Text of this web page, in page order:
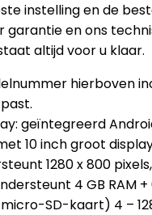
instelling en de
garantie en ons
altijd voor u klaar.
hierboven
geïntegreerd
10 inch groot
1280 x 800
4 GB RAM +
SD-kaart) 4 – 128